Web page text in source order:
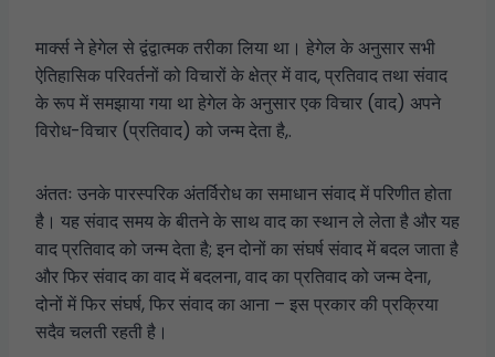
मार्क्स ने हेगेल से द्वंद्वात्मक तरीका लिया था। हेगेल के अनुसार सभी
ऐतिहासिक परिवर्तनों को विचारों के क्षेत्र में वाद, प्रतिवाद तथा संवाद
के रूप में समझाया गया था हेगेल के अनुसार एक विचार (वाद) अपने
विरोध-विचार (प्रतिवाद) को जन्म देता है,.
अंततः उनके पारस्परिक अंतर्विरोध का समाधान संवाद में परिणीत होता
है। यह संवाद समय के बीतने के साथ वाद का स्थान ले लेता है और यह
वाद प्रतिवाद को जन्म देता है; इन दोनों का संघर्ष संवाद में बदल जाता है
और फिर संवाद का वाद में बदलना, वाद का प्रतिवाद को जन्म देना,
दोनों में फिर संघर्ष, फिर संवाद का आना – इस प्रकार की प्रक्रिया
सदैव चलती रहती है।